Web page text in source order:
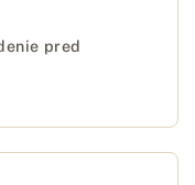
pred